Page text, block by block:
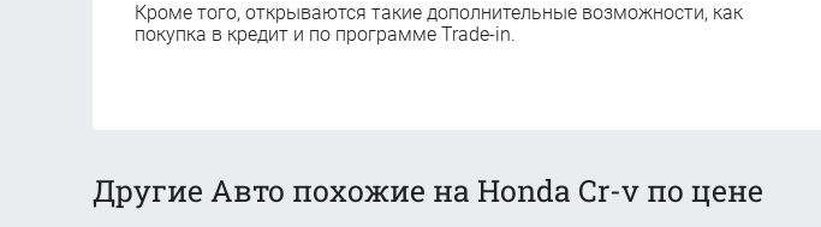
Кроме того, открываются такие дополнительные возможности, как
покупка в кредит и по программе Trade-in.
Другие Авто похожие на Honda Cr-v по цене